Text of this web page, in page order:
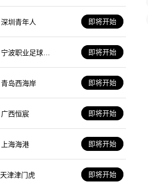
深圳青年人 即将开始
宁波职业足球俱
即将开始
青岛西海岸 即将开始
广西恒宸 即将开始
上海海港 即将开始
天津津门虎 即将开始